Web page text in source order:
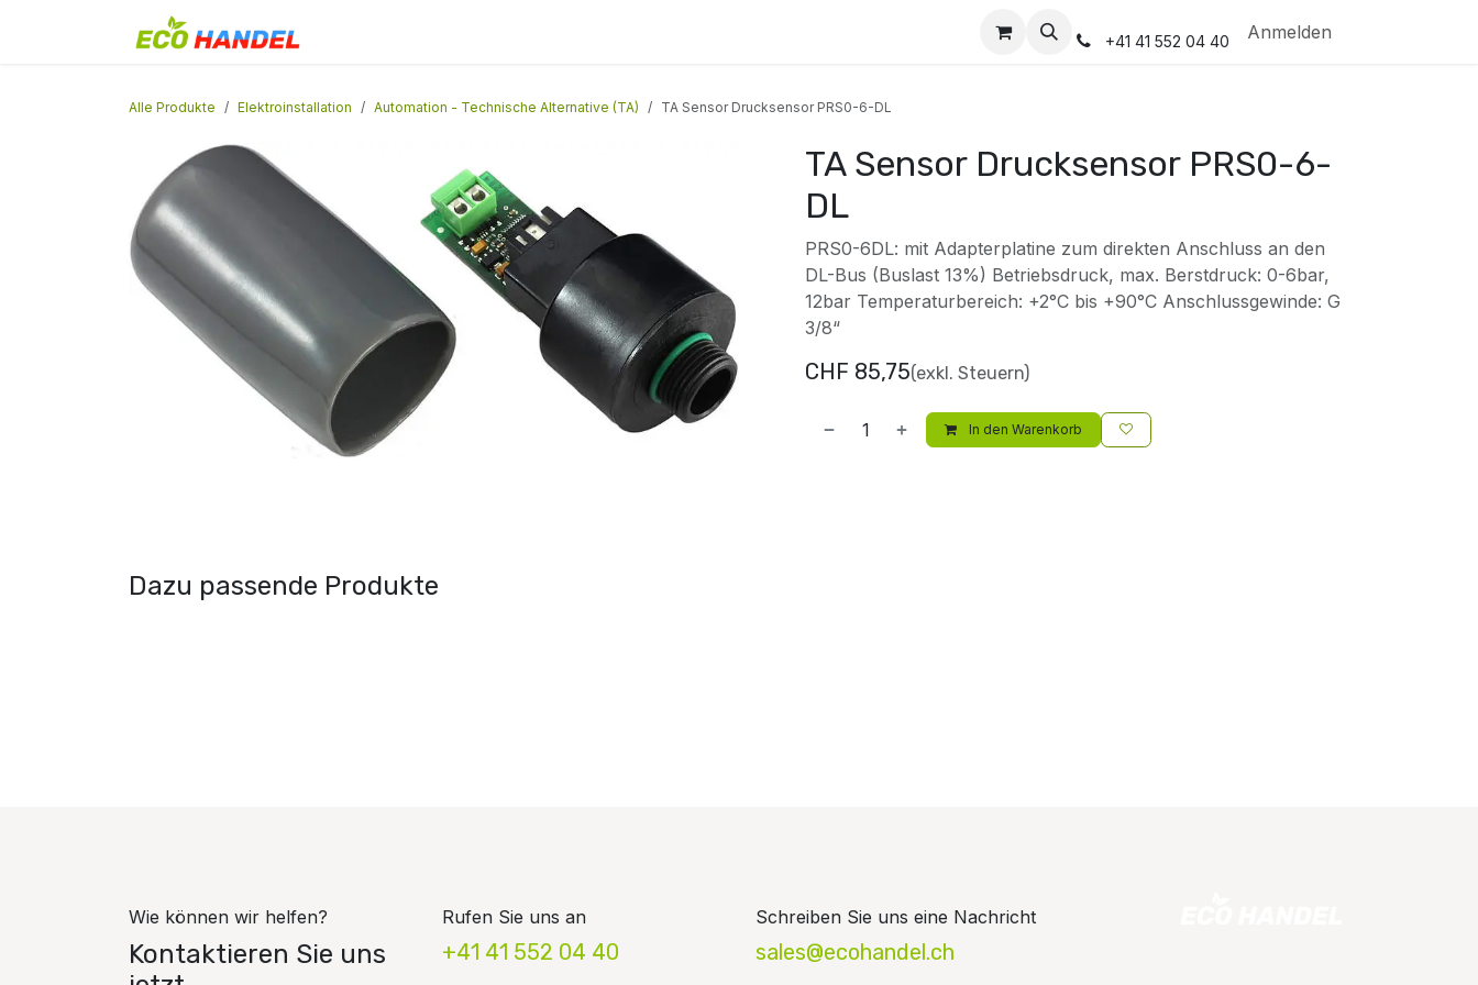
+41 41 552 04 40 Anmelden
Alle Produkte Elektroinstallation Automation - Technische Alternative (TA) TA Sensor Drucksensor PRS0-6-DL
TA Sensor Drucksensor PRS0-6-
DL
PRS0-6DL: mit Adapterplatine zum direkten Anschluss an den
DL-Bus (Buslast 13%) Betriebsdruck, max. Berstdruck: 0-6bar,
12bar Temperaturbereich: +2°C bis +90°C Anschlussgewinde: G
3/8“
CHF 85,75(exkl. Steuern)
In den Warenkorb
Dazu passende Produkte
Wie können wir helfen?
Kontaktieren Sie uns
Rufen Sie uns an
+41 41 552 04 40
Schreiben Sie uns eine Nachricht
sales@ecohandel.ch